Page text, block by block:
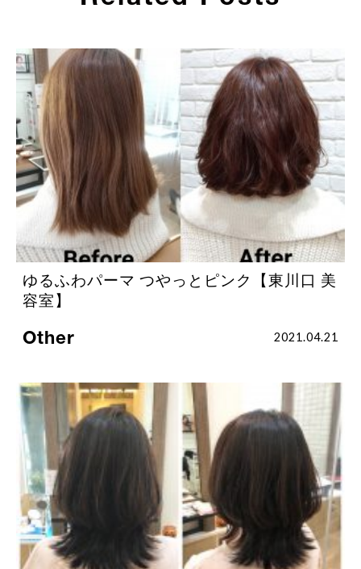
ゆるふわパーマ つやっとピンク【東川口 美
容室】
Other 2021.04.21